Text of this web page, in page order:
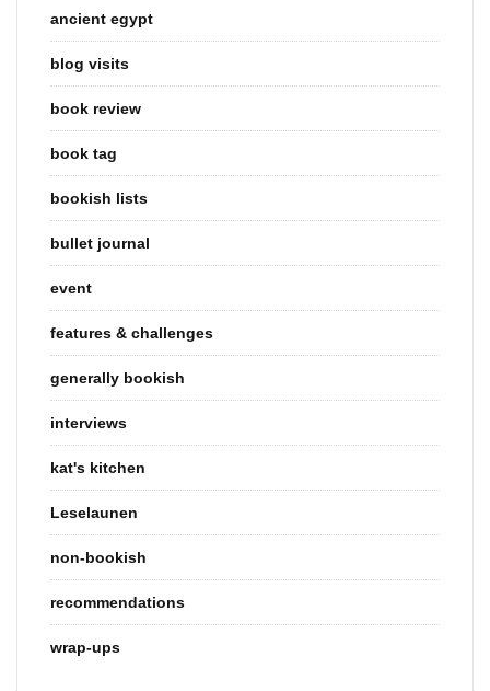
ancient egypt
blog visits
book review
book tag
bookish lists
bullet journal
event
features & challenges
generally bookish
interviews
kat's kitchen
Leselaunen
non-bookish
recommendations
wrap-ups